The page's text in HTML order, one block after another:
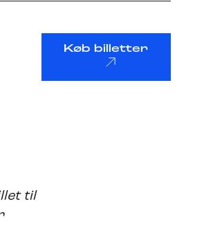
Køb billetter
til